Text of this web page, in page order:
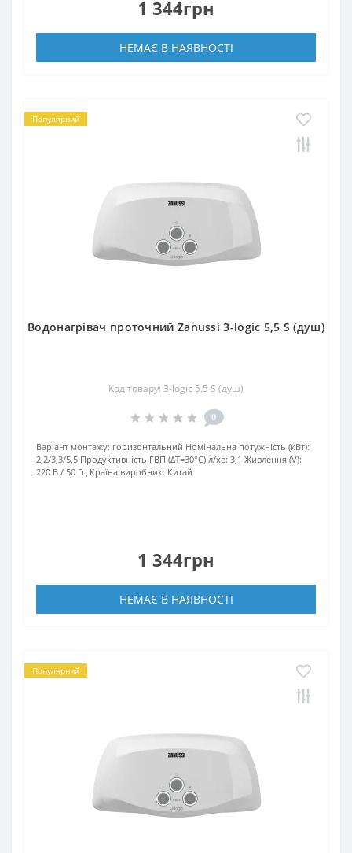
1 344грн
НЕМАЄ В НАЯВНОСТІ
Популярний
Водонагрівач проточний Zanussi 3-logic 5,5 S (душ)
Код товару: 3-logic 5,5 S (душ)
0
Варіант монтажу: горизонтальний Номінальна потужність (кВт):
2,2/3,3/5,5 Продуктивність ГВП (ΔT=30°C) л/хв: 3,1 Живлення (V):
220 В / 50 Гц Країна виробник: Китай
1 344грн
НЕМАЄ В НАЯВНОСТІ
Популярний